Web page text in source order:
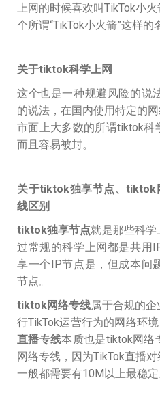
上网的时候喜欢叫TikTok小
个所谓“TikTok小火箭”这样的
关于tiktok科学上网
这个也是一种规避风险的说
的说法，在国内使用特定的
市面上大多数的所谓tiktok科
而且容易被封。
关于tiktok独享节点、
线区别
tiktok独享节点就是那些科
过常规的科学上网都是共用
享一个IP节点是，但成本问
节点。
tiktok网络专线属于合规的
行TikTok运营行为的网络环
直播专线本质也是tiktok网络
网络专线，因为TikTok直播对
一般都需要有10M以上最稳定